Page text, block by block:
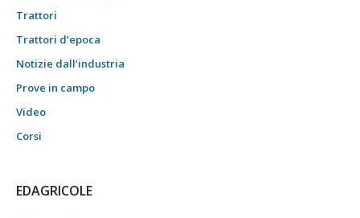
Trattori
Trattori d’epoca
Notizie dall’industria
Prove in campo
Video
Corsi
EDAGRICOLE